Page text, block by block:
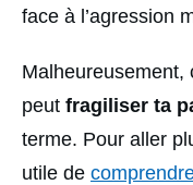
face à l’agression
Malheureusement,
peut fragiliser ta
terme. Pour aller
utile de